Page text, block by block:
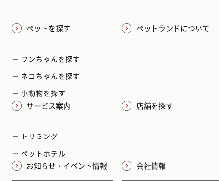
ペットを探す
－ ワンちゃんを探す
－ ネコちゃんを探す
－ 小動物を探す
ペットランドについて
サービス案内
－ トリミング
－ ペットホテル
店舗を探す
お知らせ・イベント情報 会社情報